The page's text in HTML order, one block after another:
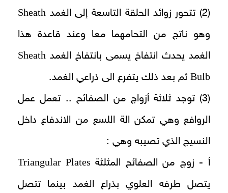
(2) تتحور زوائد الحلقة التاسعة إلى الغمد
Sheath
وهو ناتج من التحامهما معا وعند قاعدة هذا
الغمد يحدث انتفاخ يسمى بانتفاخ الغمد Sheath
Bulb ثم بعد ذلك يتفرع الى ذراعي الغمد.
(3) توجد ثلاثة أزواج من الصفائح .. تعمل عمل
الروافع وهي تمكن الة اللسع من الاندفاع داخل
النسيج الذي تصيبه وهي :
أ - زوج من الصفائح المثلثة Triangular Plates
يتصل طرفه العلوي بذراع الغمد بينما تتصل